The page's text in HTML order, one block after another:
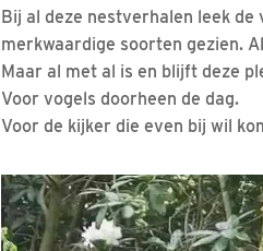
Bij al deze nestverhalen leek
merkwaardige soorten gezien.
Maar al met al is en blijft deze
Voor vogels doorheen de dag.
Voor de kijker die even bij wil